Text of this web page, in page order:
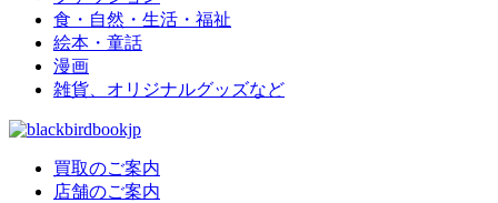
食・自然・生活・福祉
絵本・童話
漫画
雑貨、オリジナルグッズなど
買取のご案内
店舗のご案内